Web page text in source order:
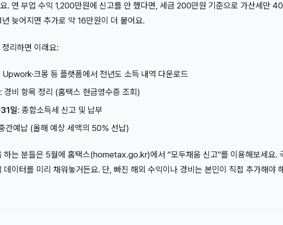
. 연 부업 수익 1,200만원에 신고를 안 했다면, 세금 200만원 기준으로 가산세만 40
년 늦어지면 추가로 약 16만원이 더 붙어요.
리하면 이래요:
Upwork·크몽 등 플랫폼에서 전년도 소득 내역 다운로드
: 경비 항목 정리 (홈택스 현금영수증 조회)
일: 종합소득세 신고 및 납부
간예납 (올해 예상 세액의 50% 선납)
하는 분들은 5월에 홈택스(hometax.go.kr)에서 “모두채움 신고"를 이용해보세요.
데이터를 미리 채워놓거든요. 단, 빠진 해외 수익이나 경비는 본인이 직접 추가해야